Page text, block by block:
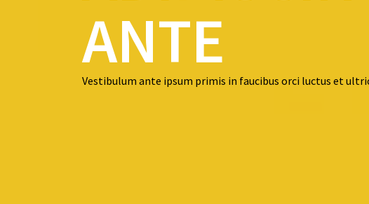
ANTE
Vestibulum ante ipsum primis in faucibus orci luctus et